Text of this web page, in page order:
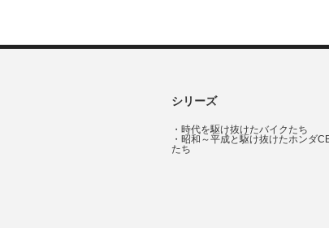
シリーズ
・ 時代を駆け抜けたバイクたち
・ 昭和～平成と駆け抜けたホンダ
たち